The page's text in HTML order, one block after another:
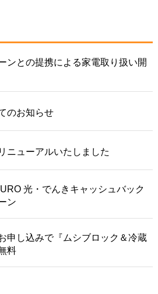
ンとの提携による家電取り扱い開
のお知らせ
ニューアルいたしました
光・でんきキャッシュバック
ン
申し込みで『ムシブロック＆冷蔵
料